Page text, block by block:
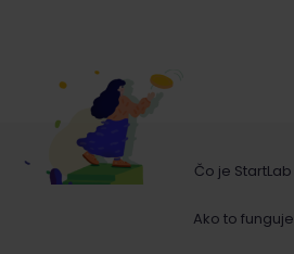
Čo je StartLab
Ako to funguje